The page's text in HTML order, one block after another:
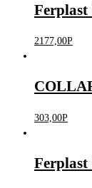
2177,00Р
303,00Р